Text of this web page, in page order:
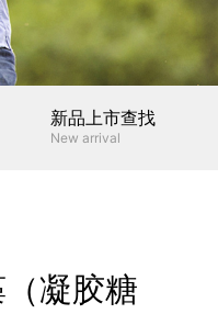
新品上市查找
New arrival
凝胶糖